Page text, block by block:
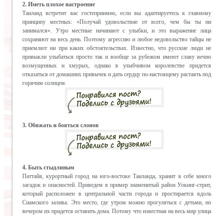
2. Иметь плохое настроение
Таиланд встретит вас гостеприимно, если вы адаптируетесь к главному
принципу местных: «Получай удовольствие от всего, чем бы ты ни
занимался». Утро местные начинают с улыбки, и это выражение лица
сохраняют на весь день. Поэтому агрессию и любое недовольство тайцы не
приемлют ни при каких обстоятельствах. Известно, что русские люди не
привыкли улыбаться просто так и вообще за рубежом имеют славу вечно
возмущенных и хмурых, однако в улыбчивом королевстве придется
отказаться от домашних привычек и дать сердцу по-настоящему растаять под
горячим солнцем.
3. Обижать и бояться слонов
4. Быть стыдливым
Паттайя, курортный город на юго-востоке Таиланда, хранит в себе много
загадок и опасностей. Приведем в пример знаменитый район Уокинг-стрит,
который расположен в центральной части города и простирается вдоль
Сиамского залива. Это место, где утром можно прогуляться с детьми, но
вечером их придется оставить дома. Потому что известная на весь мир улица